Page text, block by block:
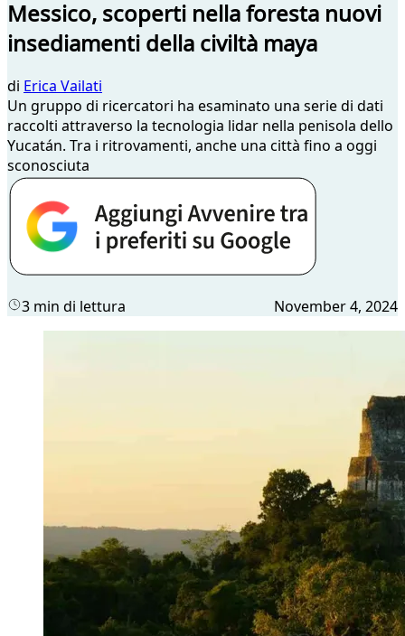
Messico, scoperti nella foresta nuovi
insediamenti della civiltà maya
di Erica Vailati
Un gruppo di ricercatori ha esaminato una serie di dati
raccolti attraverso la tecnologia lidar nella penisola dello
Yucatán. Tra i ritrovamenti, anche una città fino a oggi
sconosciuta
3 min di lettura November 4, 2024